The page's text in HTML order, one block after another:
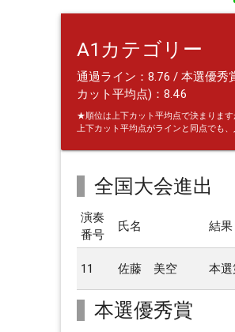
A1カテゴリー
通過ライン：8.76 / 本選優秀
カット平均点)：8.46
★順位は上下カット平均点で決まります
上下カット平均点がラインと同点でも
全国大会進出
演奏
番号
氏名 結果
11 佐藤 美空 本選
本選優秀賞